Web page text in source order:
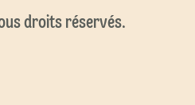
droits réservés.